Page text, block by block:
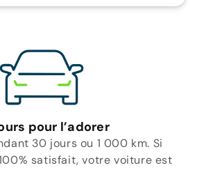
pour l’adorer
30 jours ou 1 000 km. Si
satisfait, votre voiture est